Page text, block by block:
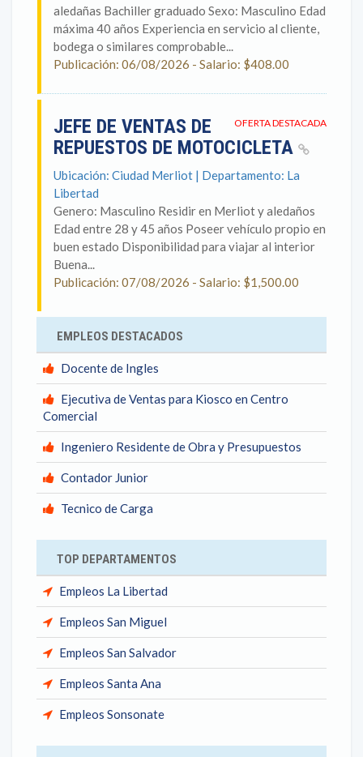
aledañas Bachiller graduado Sexo: Masculino Edad
máxima 40 años Experiencia en servicio al cliente,
bodega o similares comprobable...
Publicación: 06/08/2026 - Salario: $408.00
OFERTA DESTACADA
JEFE DE VENTAS DE
REPUESTOS DE MOTOCICLETA
Ubicación: Ciudad Merliot | Departamento: La
Libertad
Genero: Masculino Residir en Merliot y aledaños
Edad entre 28 y 45 años Poseer vehículo propio en
buen estado Disponibilidad para viajar al interior
Buena...
Publicación: 07/08/2026 - Salario: $1,500.00
EMPLEOS DESTACADOS
Docente de Ingles
Ejecutiva de Ventas para Kiosco en Centro
Comercial
Ingeniero Residente de Obra y Presupuestos
Contador Junior
Tecnico de Carga
TOP DEPARTAMENTOS
Empleos La Libertad
Empleos San Miguel
Empleos San Salvador
Empleos Santa Ana
Empleos Sonsonate